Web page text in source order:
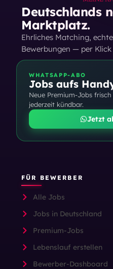
Deutschlands
Marktplatz.
Ehrliches Matching,
Bewerbungen — per
WHATSAPP-ABO
Jobs aufs
Neue Premium-Jobs
jederzeit kündbar.
Jetzt
FÜR BEWERBER
Alle Jobs
Jobs in Deutschland
Premium-Jobs
Lebenslauf erstellen
Bewerber-Dashboard